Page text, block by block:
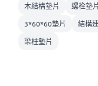
木結構墊片
螺栓墊片
3*60*60墊片
結構
梁柱墊片